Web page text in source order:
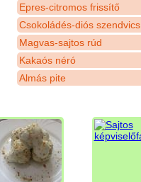
Epres-citromos frissítő
Csokoládés-diós szendvics
Magvas-sajtos rúd
Kakaós néró
Almás pite